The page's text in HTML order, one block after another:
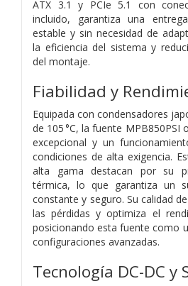
ATX 3.1 y PCIe 5.1 con
incluido, garantiza una
estable y sin necesidad de
la eficiencia del sistema y
del montaje.
Fiabilidad y
Equipada con condensadores
de 105 °C, la fuente MPB850PSI
excepcional y un
condiciones de alta exigencia.
alta gama destacan por su
térmica, lo que garantiza un
constante y seguro. Su calidad
las pérdidas y optimiza el
posicionando esta fuente como
configuraciones avanzadas.
Tecnología DC-DC y